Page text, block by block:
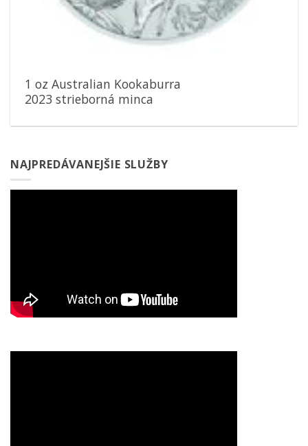
1 oz Australian Kookaburra
2023 strieborná minca
NAJPREDÁVANEJŠIE SLUŽBY